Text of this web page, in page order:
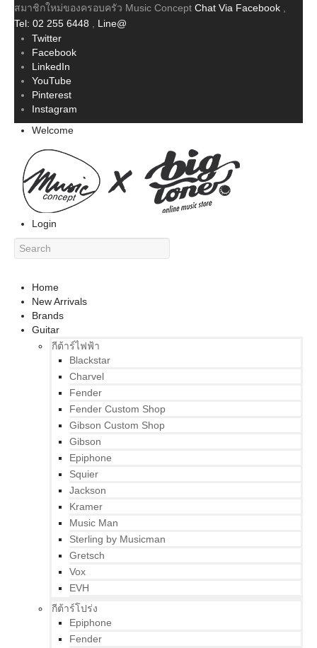
สมาชิกใหม่ของครอบครัว Music Concept Chat Via Facebook
Tel: 02 255 6448
Line@
Twitter
Facebook
LinkedIn
YouTube
Pinterest
Instagram
Welcome
Login
Home
New Arrivals
Brands
Guitar
กีต้าร์ไฟฟ้า
Blackstar
Charvel
Fender
Fender Custom Shop
Gibson Custom Shop
Gibson
Epiphone
Squier
Jackson
Kramer
Music Man
Sterling by Musicman
Gretsch
Vox
EVH
กีต้าร์โปร่ง
Epiphone
Fender